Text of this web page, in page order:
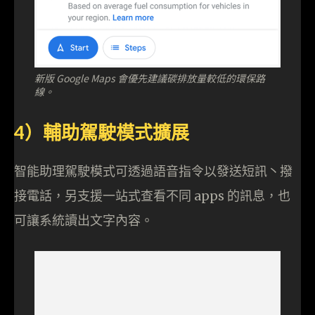
新版 Google Maps 會優先建議碳排放量較低的環保路
線。
4）輔助駕駛模式擴展
智能助理駕駛模式可透過語音指令以發送短訊丶撥
接電話，另支援一站式查看不同 apps 的訊息，也
可讓系統讀出文字內容。